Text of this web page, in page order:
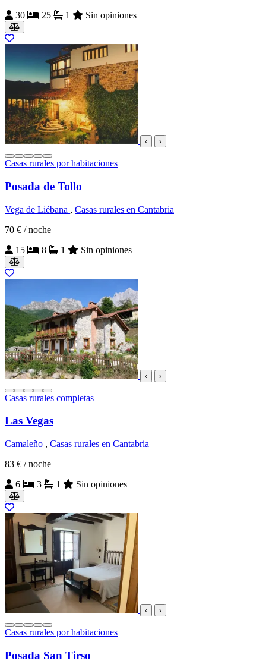
30
25 1 Sin opiniones
‹ ›
Casas rurales por habitaciones
Posada de Tollo
Vega de Liébana , Casas rurales en Cantabria
70 € / noche
15
8 1 Sin opiniones
‹ ›
Casas rurales completas
Las Vegas
Camaleño , Casas rurales en Cantabria
83 € / noche
6
3 1 Sin opiniones
‹ ›
Casas rurales por habitaciones
Posada San Tirso